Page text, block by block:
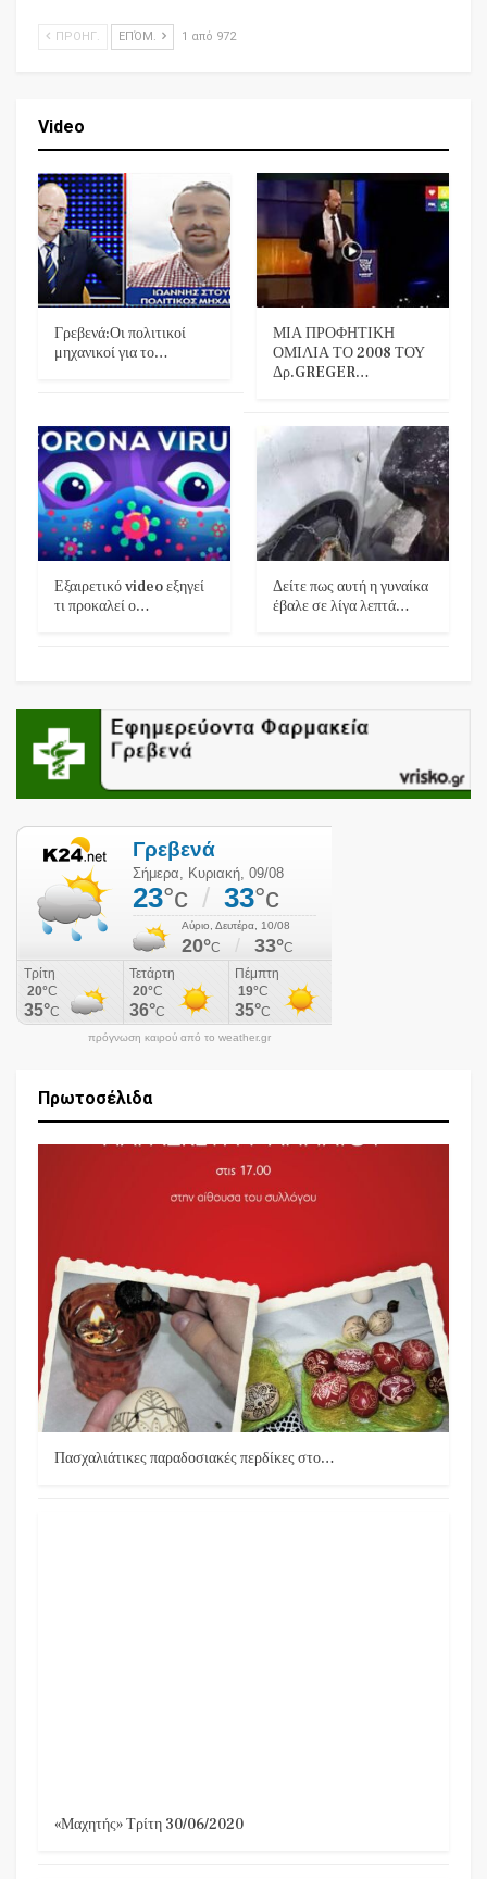
ΠΡΟΗΓ. ΕΠΌΜ. 1 από 972
Video
Γρεβενά:Οι πολιτικοί
μηχανικοί για το…
ΜΙΑ ΠΡΟΦΗΤΙΚΗ
ΟΜΙΛΙΑ ΤΟ 2008 ΤΟΥ
Δρ.GREGER…
Εξαιρετικό video εξηγεί
τι προκαλεί ο…
Δείτε πως αυτή η γυναίκα
έβαλε σε λίγα λεπτά…
πρόγνωση καιρού από το weather.gr
Πρωτοσέλιδα
Πασχαλιάτικες παραδοσιακές περδίκες στο…
«Μαχητής» Τρίτη 30/06/2020